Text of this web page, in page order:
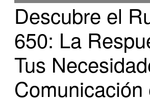
Descubre el
650: La
Tus
Comunicación